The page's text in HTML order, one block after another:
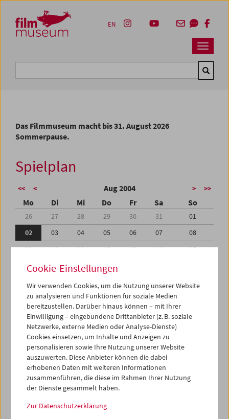
Zum Inhalt
Zum Hauptmenü
Zur Servicenavigation
Zum Suche
Navbar
EN
Das Filmmuseum macht bis 31. August 2026
Sommerpause.
Spielplan
<< < Aug 2004 > >>
Mo Di Mi Do Fr Sa So
26 27 28 29 30 31
01
02
03 04 05 06 07
08
09
10 11 12 13 14
15
16
17 18 19
23
25 27
29
30
31 01 02 03 04
iCalender
Programmheft-PDF
English language or subtitles
< Vorherige Woche
Mo 2.8.
Cookie-Einstellungen
Wir verwenden Cookies, um die Nutzung unserer Website
zu analysieren und Funktionen für soziale Medien
bereitzustellen. Darüber hinaus können – mit Ihrer
Einwilligung – eingebundene Drittanbieter (z. B. soziale
Netzwerke, externe Medien oder Analyse-Dienste)
Cookies einsetzen, um Inhalte und Anzeigen zu
personalisieren sowie Ihre Nutzung unserer Website
auszuwerten. Diese Anbieter können die dabei
erhobenen Daten mit weiteren Informationen
zusammenführen, die diese im Rahmen Ihrer Nutzung
der Dienste gesammelt haben.
Zur Datenschutzerklärung